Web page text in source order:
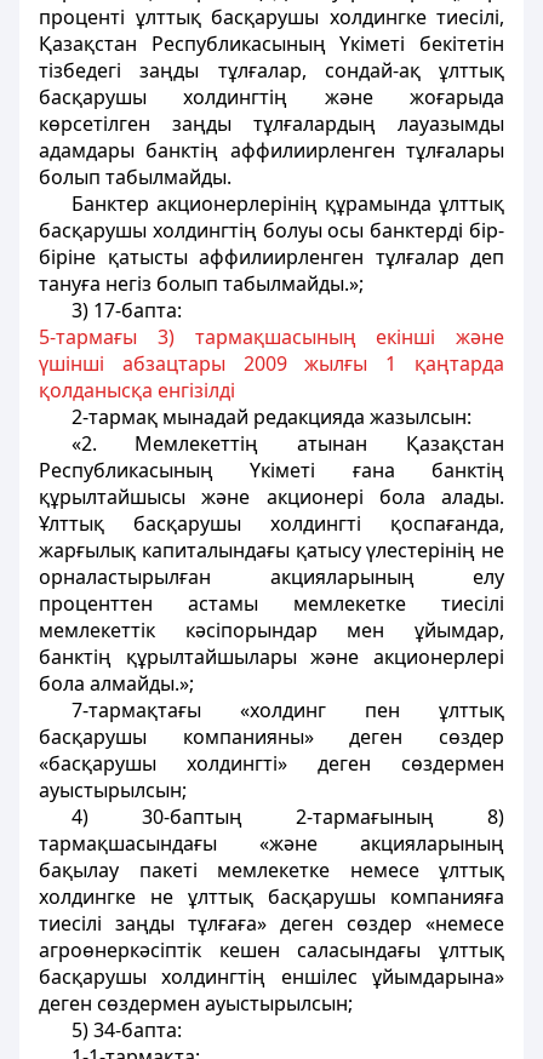
проценті ұлттық басқарушы холдингке тиесілі,
Қазақстан Республикасының Үкіметі бекітетін
тізбедегі заңды тұлғалар, сондай-ақ ұлттық
басқарушы холдингтің және жоғарыда
көрсетілген заңды тұлғалардың лауазымды
адамдары банктің аффилиирленген тұлғалары
болып табылмайды.
Банктер акционерлерінің құрамында ұлттық
басқарушы холдингтің болуы осы банктерді бір-
біріне қатысты аффилиирленген тұлғалар деп
тануға негіз болып табылмайды.»;
3) 17-бапта:
5-тармағы 3) тармақшасының екінші және
үшінші абзацтары 2009 жылғы 1 қаңтарда
қолданысқа енгізілді
2-тармақ мынадай редакцияда жазылсын:
«2. Мемлекеттің атынан Қазақстан
Республикасының Үкіметі ғана банктің
құрылтайшысы және акционері бола алады.
Ұлттық басқарушы холдингті қоспағанда,
жарғылық капиталындағы қатысу үлестерінің не
орналастырылған акцияларының елу
проценттен астамы мемлекетке тиесілі
мемлекеттік кәсіпорындар мен ұйымдар,
банктің құрылтайшылары және акционерлері
бола алмайды.»;
7-тармақтағы «холдинг пен ұлттық
басқарушы компанияны» деген сөздер
«басқарушы холдингті» деген сөздермен
ауыстырылсын;
4) 30-баптың 2-тармағының 8)
тармақшасындағы «және акцияларының
бақылау пакеті мемлекетке немесе ұлттық
холдингке не ұлттық басқарушы компанияға
тиесілі заңды тұлғаға» деген сөздер «немесе
агроөнеркәсіптік кешен саласындағы ұлттық
басқарушы холдингтің еншілес ұйымдарына»
деген сөздермен ауыстырылсын;
5) 34-бапта: